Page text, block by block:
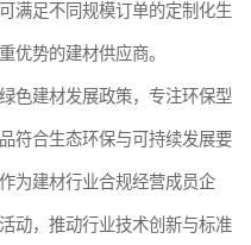
满足不同规模订单的定制化生
优势的建材供应商。
色建材发展政策，专注环保型
符合生态环保与可持续发展要
为建材行业合规经营成员企
动，推动行业技术创新与标准